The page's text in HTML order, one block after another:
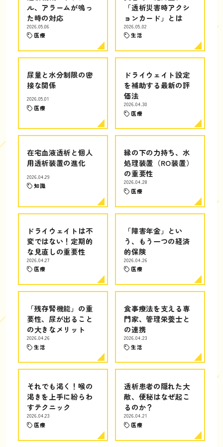
ル、アラームが鳴っ
た時の対応
2026.05.06
医療
「透析災害時アクシ
ョンカード」とは
2026.05.02
生活
尿量と水分制限の密
接な関係
2026.05.01
医療
ドライウェイト設定
を補助する最新の評
価法
2026.04.30
医療
在宅血液透析と個人
用透析装置の進化
2026.04.29
知識
縁の下の力持ち、水
処理装置（RO装置）
の重要性
2026.04.28
医療
ドライウェイトは不
変ではない！定期的
な見直しの重要性
2026.04.27
医療
「障害年金」とい
う、もう一つの経済
的保険
2026.04.26
医療
「残存腎機能」の重
要性、尿が出ること
の大きなメリット
2026.04.26
生活
食事療法を支える専
門家、管理栄養士と
の連携
2026.04.23
生活
それでも渇く！喉の
渇きを上手に紛らわ
すテクニック
2026.04.23
医療
透析患者の隠れた大
敵、便秘はなぜ起こ
るのか？
2026.04.21
医療